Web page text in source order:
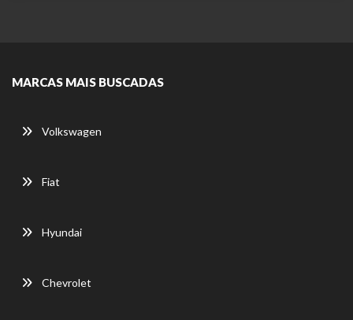
MARCAS MAIS BUSCADAS
Volkswagen
Fiat
Hyundai
Chevrolet